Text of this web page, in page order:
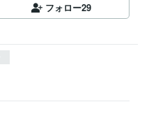
フォロー29